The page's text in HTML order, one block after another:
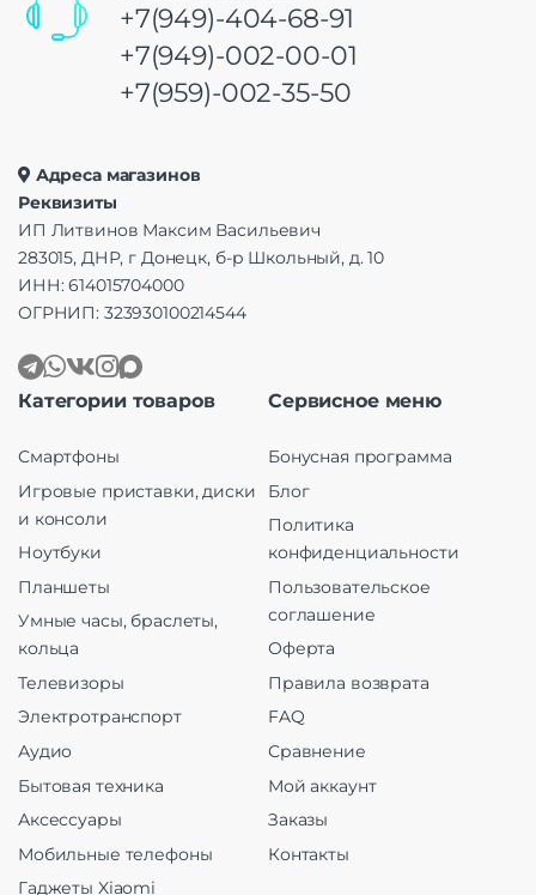
+7(949)-404-68-91
+7(949)-002-00-01
+7(959)-002-35-50
Адреса магазинов
Реквизиты
ИП Литвинов Максим Васильевич
283015, ДНР, г Донецк, б-р Школьный, д. 10
ИНН: 614015704000
ОГРНИП: 323930100214544
Категории товаров
Смартфоны
Игровые приставки, диски
и консоли
Ноутбуки
Планшеты
Умные часы, браслеты,
кольца
Телевизоры
Электротранспорт
Аудио
Бытовая техника
Аксессуары
Мобильные телефоны
Гаджеты Xiaomi
Сервисное меню
Бонусная программа
Блог
Политика
конфиденциальности
Пользовательское
соглашение
Оферта
Правила возврата
FAQ
Сравнение
Мой аккаунт
Заказы
Контакты